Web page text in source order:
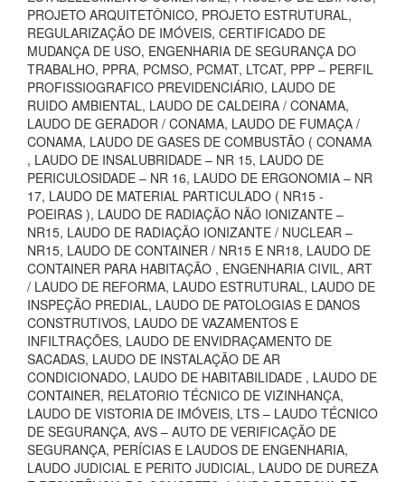
PROJETO ARQUITETÔNICO, PROJETO ESTRUTURAL,
REGULARIZAÇÃO DE IMÓVEIS, CERTIFICADO DE
MUDANÇA DE USO, ENGENHARIA DE SEGURANÇA DO
TRABALHO, PPRA, PCMSO, PCMAT, LTCAT, PPP – PERFIL
PROFISSIOGRAFICO PREVIDENCIÁRIO, LAUDO DE
RUIDO AMBIENTAL, LAUDO DE CALDEIRA / CONAMA,
LAUDO DE GERADOR / CONAMA, LAUDO DE FUMAÇA /
CONAMA, LAUDO DE GASES DE COMBUSTÃO ( CONAMA
, LAUDO DE INSALUBRIDADE – NR 15, LAUDO DE
PERICULOSIDADE – NR 16, LAUDO DE ERGONOMIA – NR
17, LAUDO DE MATERIAL PARTICULADO ( NR15 -
POEIRAS ), LAUDO DE RADIAÇÃO NÃO IONIZANTE –
NR15, LAUDO DE RADIAÇÃO IONIZANTE / NUCLEAR –
NR15, LAUDO DE CONTAINER / NR15 E NR18, LAUDO DE
CONTAINER PARA HABITAÇÃO , ENGENHARIA CIVIL, ART
/ LAUDO DE REFORMA, LAUDO ESTRUTURAL, LAUDO DE
INSPEÇÃO PREDIAL, LAUDO DE PATOLOGIAS E DANOS
CONSTRUTIVOS, LAUDO DE VAZAMENTOS E
INFILTRAÇÕES, LAUDO DE ENVIDRAÇAMENTO DE
SACADAS, LAUDO DE INSTALAÇÃO DE AR
CONDICIONADO, LAUDO DE HABITABILIDADE , LAUDO DE
CONTAINER, RELATORIO TÉCNICO DE VIZINHANÇA,
LAUDO DE VISTORIA DE IMÓVEIS, LTS – LAUDO TÉCNICO
DE SEGURANÇA, AVS – AUTO DE VERIFICAÇÃO DE
SEGURANÇA, PERÍCIAS E LAUDOS DE ENGENHARIA,
LAUDO JUDICIAL E PERITO JUDICIAL, LAUDO DE DUREZA